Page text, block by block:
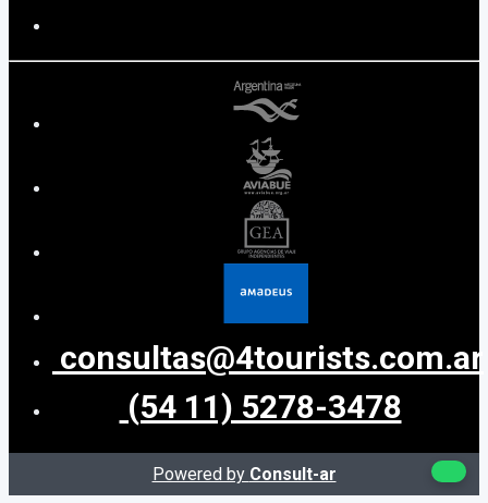
consultas@4tourists.com.ar
(54 11) 5278-3478
Powered by Consult-ar